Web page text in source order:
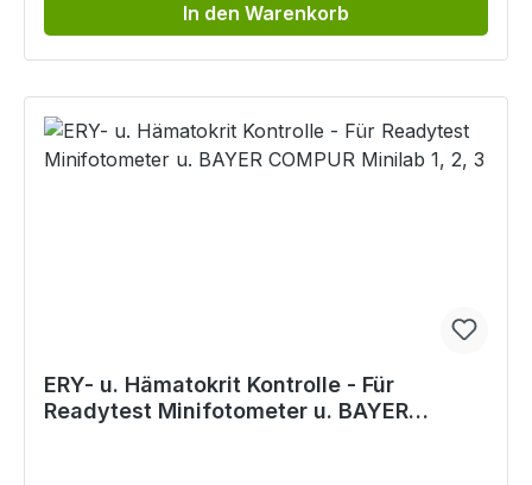
In den Warenkorb
ERY- u. Hämatokrit Kontrolle - Für
Readytest Minifotometer u. BAYER